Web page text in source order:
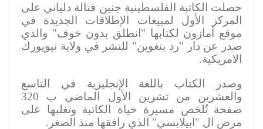
حصلت الكاتبة الفلسطينية جنين فتالة دلياني على
المركز الأول لمبيعات الإطلاقات الجديدة في
موقع أمازون لكتابها "انطلق بدون خوف" والذي
صدر عن دار "رد بنغوين" للنشر في ولاية نيويورك
الامريكية.
وصدر الكتاب باللغة الإنجليزية في التاسع
والعشرين من تشرين الأول الماضي ب 320
صفحة تُلخص مسيرة حياة الكاتبة وتغلبها على
مرض ال "ابيلابسي" الذي رافقها منذ الصغر .